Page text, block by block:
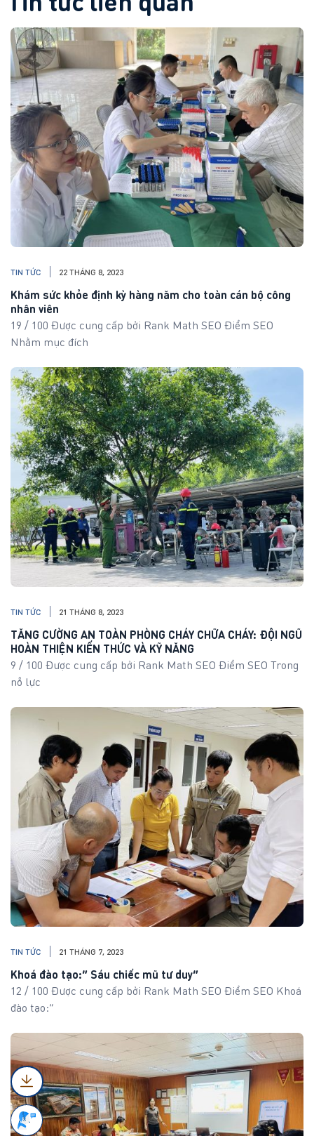
TIN TỨC 22 THÁNG 8, 2023
Khám sức khỏe định kỳ hàng năm cho toàn cán bộ công
nhân viên
19 / 100 Được cung cấp bởi Rank Math SEO Điểm SEO
Nhằm mục đích
TIN TỨC 21 THÁNG 8, 2023
TĂNG CƯỜNG AN TOÀN PHÒNG CHÁY CHỮA CHÁY: ĐỘI NGŨ
HOÀN THIỆN KIẾN THỨC VÀ KỸ NĂNG
9 / 100 Được cung cấp bởi Rank Math SEO Điểm SEO Trong
nỗ lực
TIN TỨC 21 THÁNG 7, 2023
Khoá đào tạo:” Sáu chiếc mũ tư duy”
12 / 100 Được cung cấp bởi Rank Math SEO Điểm SEO Khoá
đào tạo:”